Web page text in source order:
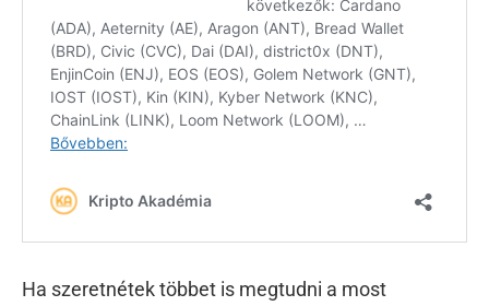
Ha szeretnétek többet is megtudni a most